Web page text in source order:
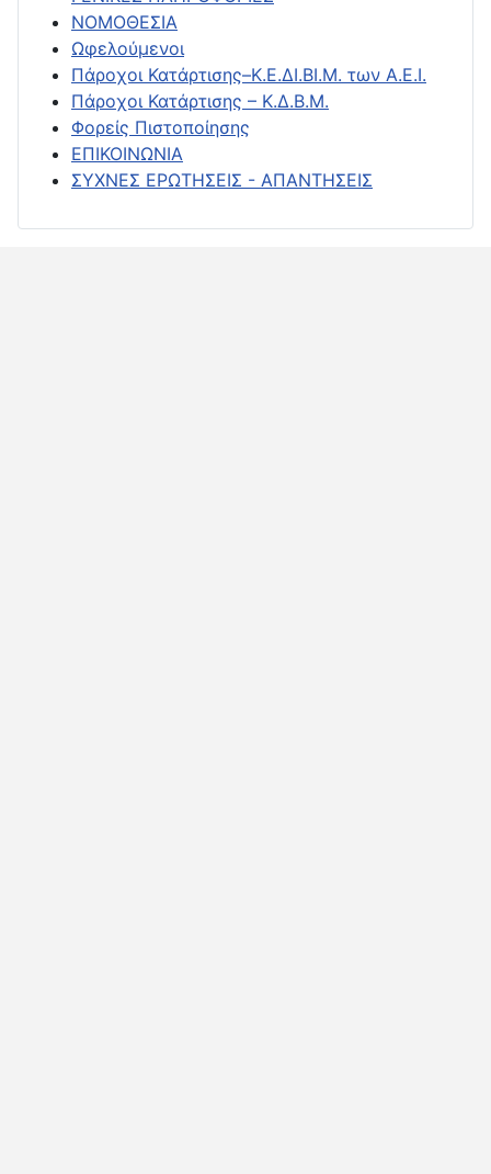
ΝΟΜΟΘΕΣΙΑ
Ωφελούμενοι
Πάροχοι Κατάρτισης–Κ.Ε.ΔΙ.ΒΙ.Μ. των Α.Ε.Ι.
Πάροχοι Κατάρτισης – Κ.Δ.Β.Μ.
Φορείς Πιστοποίησης
ΕΠΙΚΟΙΝΩΝΙΑ
ΣΥΧΝΕΣ ΕΡΩΤΗΣΕΙΣ - ΑΠΑΝΤΗΣΕΙΣ